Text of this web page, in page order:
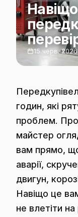
15 черв.
годин, які
проблем.
майстер
вам прямо,
аварії,
двигун,
Навіщо це
не влетіти